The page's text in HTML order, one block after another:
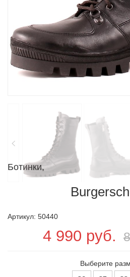
Ботинки,
Артикул: 50440
4 990 руб.
Выберите